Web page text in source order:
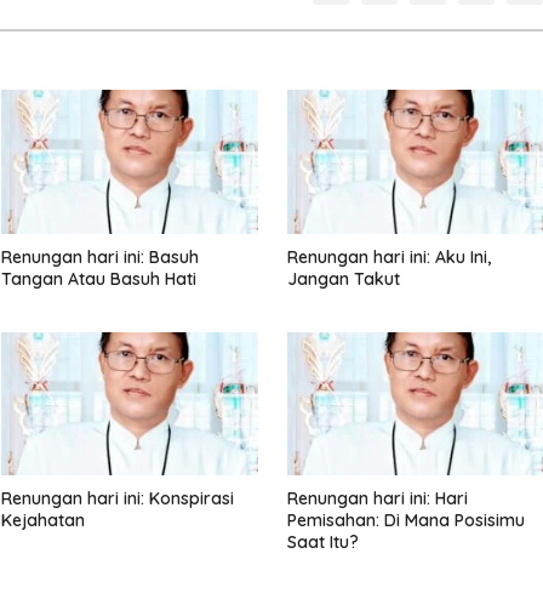
Renungan hari ini: Basuh
Tangan Atau Basuh Hati
Renungan hari ini: Aku Ini,
Jangan Takut
Renungan hari ini: Konspirasi
Kejahatan
Renungan hari ini: Hari
Pemisahan: Di Mana Posisimu
Saat Itu?